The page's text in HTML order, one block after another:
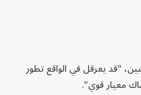
"قد يعرقل في الواقع تطور
معيار قوي".